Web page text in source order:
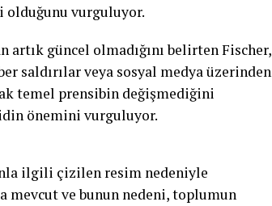
vurguluyor.
artık güncel olmadığını belirten Fischer,
saldırılar veya sosyal medya üzerinden
temel prensibin değişmediğini
önemini vurguluyor.
ilgili çizilen resim nedeniyle
mevcut ve bunun nedeni, toplumun